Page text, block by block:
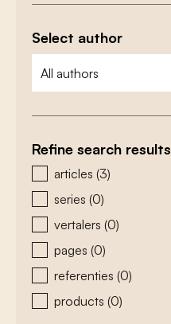
Select author
zoeken - auteurs
select content
Refine search results
zoeken - type
articles (3)
series (0)
vertalers (0)
pages (0)
referenties (0)
products (0)